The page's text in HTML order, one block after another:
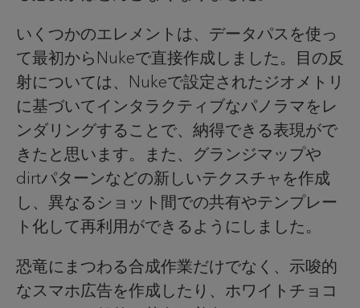
いくつかのエレメントは、データパスを使っ
て最初からNukeで直接作成しました。目の反
射については、Nukeで設定されたジオメトリ
に基づいてインタラクティブなパノラマをレ
ンダリングすることで、納得できる表現がで
きたと思います。また、グランジマップや
dirtパターンなどの新しいテクスチャを作成
し、異なるショット間での共有やテンプレー
ト化して再利用ができるようにしました。
恐竜にまつわる合成作業だけでなく、示唆的
なスマホ広告を作成したり、ホワイトチョコ